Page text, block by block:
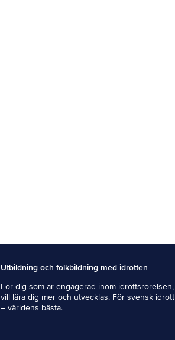
Utbildning och folkbildning med idrotten
För dig som är engagerad inom idrottsrörelsen,
vill lära dig mer och utvecklas. För svensk idrott
– världens bästa.